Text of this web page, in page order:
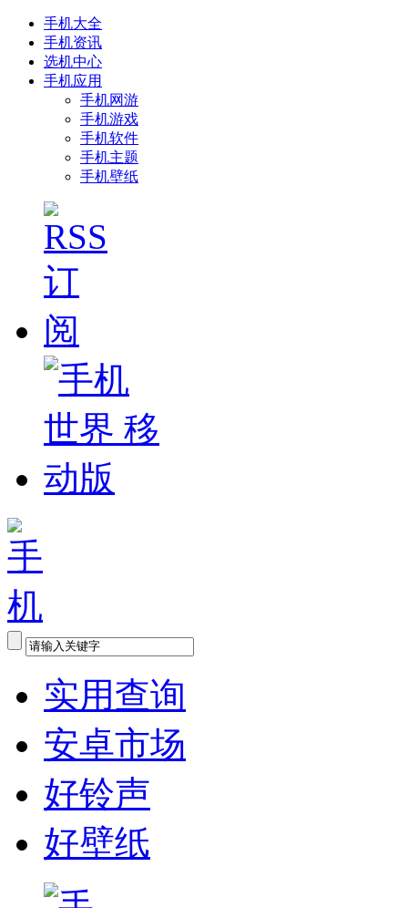
手机大全
手机资讯
选机中心
手机应用
手机网游
手机游戏
手机软件
手机主题
手机壁纸
实用查询
安卓市场
好铃声
好壁纸